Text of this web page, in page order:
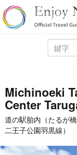
Michinoeki
Center
道の駅胎内（たるが
二王子公園羽黒線）